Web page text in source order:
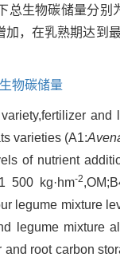
总生物碳储量分别
加，在乳熟期达
生物碳储量
varieties (A1:
of nutrient
500 kg·hm-2
legume mixture
legume mixture
root carbon